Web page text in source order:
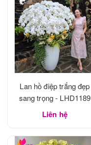
Lan hồ điệp trắng đẹp
sang trọng - LHD1189
Liên hệ